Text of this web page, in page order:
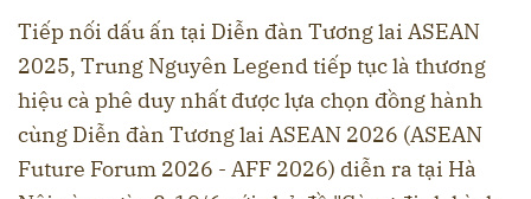
Tiếp nối dấu ấn tại Diễn đàn Tương lai ASEAN
2025, Trung Nguyên Legend tiếp tục là thương
hiệu cà phê duy nhất được lựa chọn đồng hành
cùng Diễn đàn Tương lai ASEAN 2026 (ASEAN
Future Forum 2026 - AFF 2026) diễn ra tại Hà